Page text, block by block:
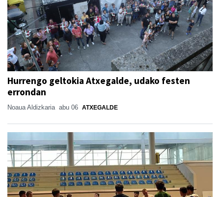
Hurrengo geltokia Atxegalde, udako festen
errondan
Noaua Aldizkaria abu 06 ATXEGALDE